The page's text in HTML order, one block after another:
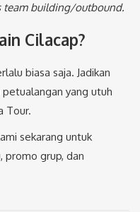
team building/outbound.
Cilacap?
biasa saja. Jadikan
yang utuh
Tour.
sekarang untuk
promo grup, dan